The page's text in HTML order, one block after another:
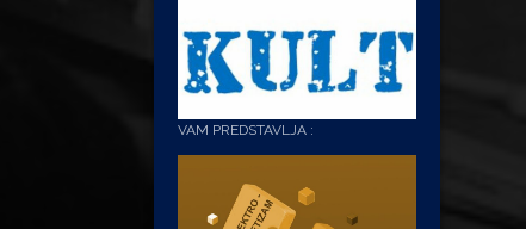
VAM PREDSTAVLJA :